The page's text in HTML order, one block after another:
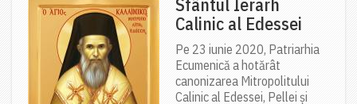
Calinic al Edessei
Pe 23 iunie 2020, Patriarhia
Ecumenică a hotărât
canonizarea Mitropolitului
Calinic al Edessei, Pellei și